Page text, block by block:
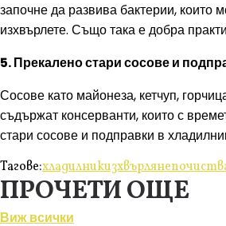
започне да развива бактерии, които
изхвърлете. Също така е добра
5. Прекалено стари сосове и
Сосове като майонеза, кетчуп,
съдържат консерванти, които с
стари сосове и подправки в
Тагове:хладилникизхвърляне
ПРОЧЕТИ ОЩЕ
Виж всички